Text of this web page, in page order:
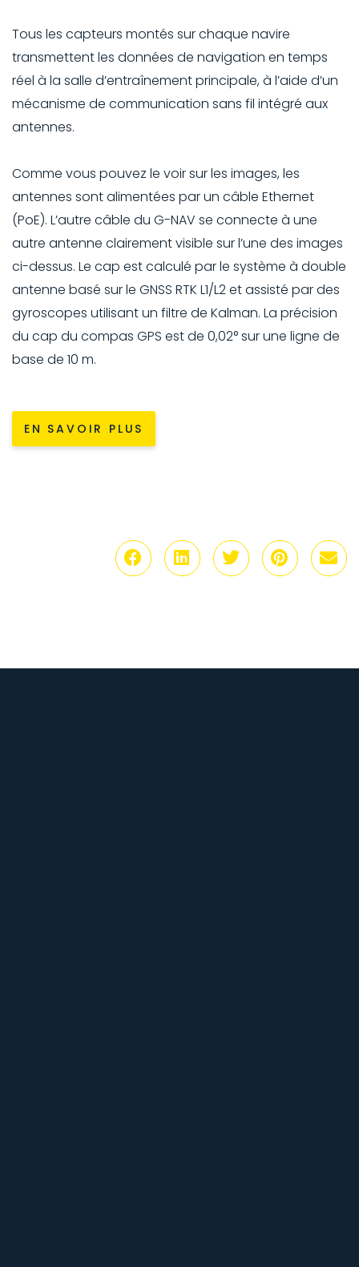
Tous les capteurs montés sur chaque navire
transmettent les données de navigation en temps
réel à la salle d’entraînement principale, à l’aide d’un
mécanisme de communication sans fil intégré aux
antennes.
Comme vous pouvez le voir sur les images, les
antennes sont alimentées par un câble Ethernet
(PoE). L’autre câble du G-NAV se connecte à une
autre antenne clairement visible sur l’une des images
ci-dessus. Le cap est calculé par le système à double
antenne basé sur le GNSS RTK L1/L2 et assisté par des
gyroscopes utilisant un filtre de Kalman. La précision
du cap du compas GPS est de 0,02° sur une ligne de
base de 10 m.
EN SAVOIR PLUS